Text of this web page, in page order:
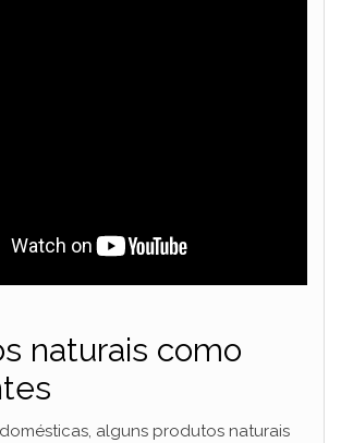
naturais como
alguns produtos naturais